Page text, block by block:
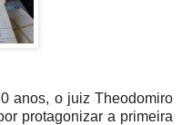
anos, o juiz Theodomiro
protagonizar a primeira